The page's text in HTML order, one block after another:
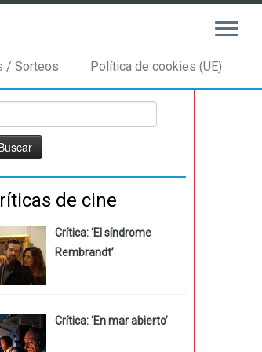
/ Sorteos Política de cookies (UE)
de cine
Crítica: ‘El síndrome
Rembrandt’
Crítica: ‘En mar abierto’